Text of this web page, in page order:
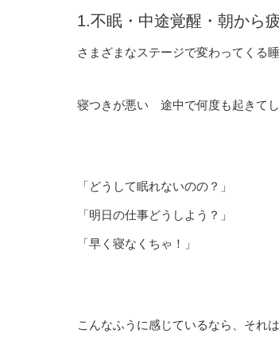
1.不眠・中途覚醒・朝から
さまざまなステージで変わってくる
寝つきが悪い 途中で何度も起きて
「どうして眠れないのの？」
「明日の仕事どうしよう？」
「早く寝なくちゃ！」
こんなふうに感じているなら、それ